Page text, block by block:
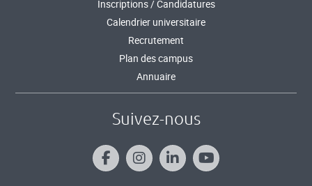
Inscriptions / Candidatures
Calendrier universitaire
Recrutement
Plan des campus
Annuaire
Suivez-nous